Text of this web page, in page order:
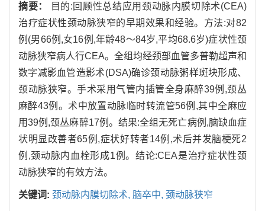
摘要：
目的:回顾性总结应用颈动脉内膜切除术(CEA)
治疗症状性颈动脉狭窄的早期效果和经验。方法:对82
例(男66例,女16例,年龄48～84岁,平均68.6岁)症状性颈
动脉狭窄病人行CEA。全组均经颈部血管多普勒超声和
数字减影血管造影术(DSA)确诊颈动脉粥样斑块形成、
颈动脉狭窄。手术采用气管内插管全身麻醉39例,颈丛
麻醉43例。术中放置动脉临时转流管56例,其中全麻应
用39例,颈丛麻醉17例。结果:全组无死亡病例,脑缺血症
状明显改善者65例,症状好转者14例,术后并发脑梗死2
例,颈动脉内血栓形成1例。结论:CEA是治疗症状性颈
动脉狭窄的有效方法。
关键词: 颈动脉内膜切除术, 脑卒中, 颈动脉狭窄